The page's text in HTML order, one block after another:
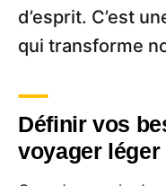
d’esprit. C’est
qui transforme
Définir vos
voyager léger